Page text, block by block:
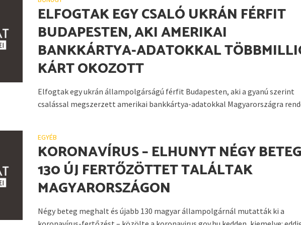
ELFOGTAK EGY CSALÓ UKRÁN FÉRFIT
BUDAPESTEN, AKI AMERIKAI
BANKKÁRTYA-ADATOKKAL
KÁRT OKOZOTT
Elfogtak egy ukrán állampolgárságú férfit Budapesten, aki a gyanú szerint
csalással megszerzett amerikai bankkártya-adatokkal Magyarországra
EGYÉB
KORONAVÍRUS – ELHUNYT NÉGY
130 ÚJ FERTŐZÖTTET TALÁLTAK
MAGYARORSZÁGON
Négy beteg meghalt és újabb 130 magyar állampolgárnál mutatták ki a